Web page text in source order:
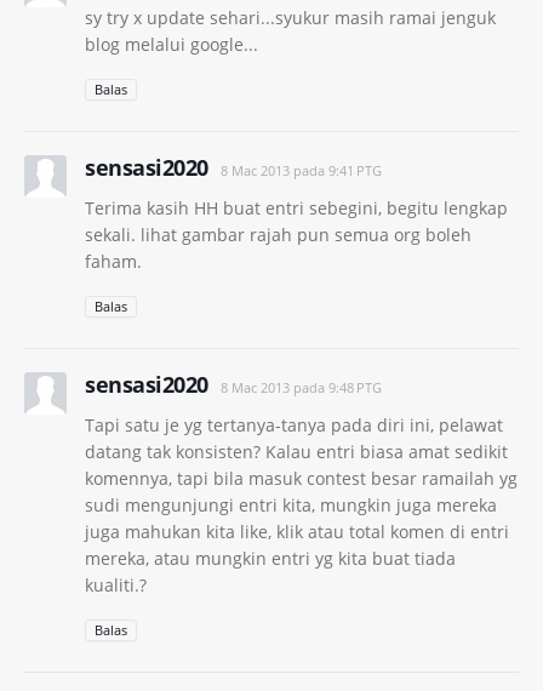
sy try x update sehari...syukur masih ramai jenguk
blog melalui google...
Balas
sensasi2020 8 Mac 2013 pada 9:41 PTG
Terima kasih HH buat entri sebegini, begitu lengkap
sekali. lihat gambar rajah pun semua org boleh
faham.
Balas
sensasi2020 8 Mac 2013 pada 9:48 PTG
Tapi satu je yg tertanya-tanya pada diri ini, pelawat
datang tak konsisten? Kalau entri biasa amat sedikit
komennya, tapi bila masuk contest besar ramailah yg
sudi mengunjungi entri kita, mungkin juga mereka
juga mahukan kita like, klik atau total komen di entri
mereka, atau mungkin entri yg kita buat tiada
kualiti.?
Balas